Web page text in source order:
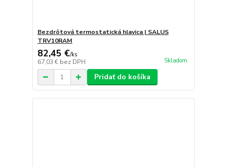
Bezdrôtová termostatická hlavica | SALUS
TRV10RAM
82,45 €/ks
67,03 € bez DPH Skladom
Pridať do košíka